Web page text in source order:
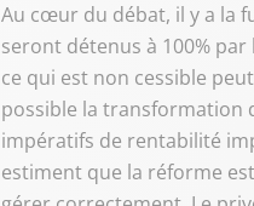
Au cœur du débat, il y a la
seront détenus à 100%
ce qui est non cessible
possible la transformation
impératifs de rentabilité
estiment que la réforme